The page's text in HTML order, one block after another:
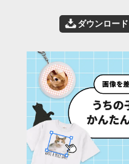
📥ダウンロード